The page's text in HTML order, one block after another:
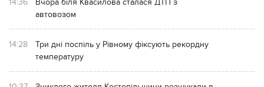
14:36
Вчора біля Квасилова сталася ДТП з
автовозом
14:28
Три дні поспіль у Рівному фіксують рекордну
температуру